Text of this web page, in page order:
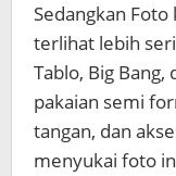
Sedangkan
terlihat lebih
Tablo, Big Bang,
pakaian semi
tangan, dan
menyukai foto